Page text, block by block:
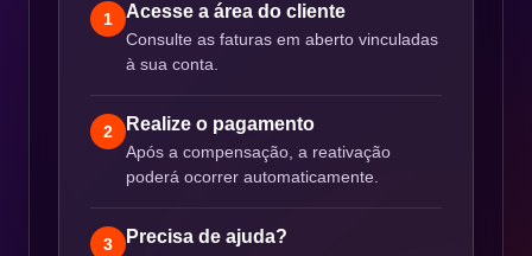
1 Acesse a área do cliente
Consulte as faturas em aberto vinculadas
à sua conta.
2 Realize o pagamento
Após a compensação, a reativação
poderá ocorrer automaticamente.
3 Precisa de ajuda?